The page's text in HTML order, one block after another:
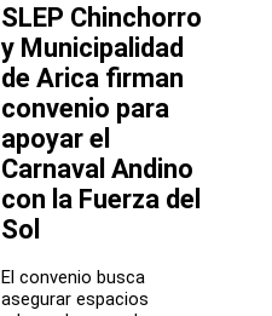
prácticas
profesionales
en
el
territorio
SLEP Chinchorro
y Municipalidad
de Arica firman
convenio para
apoyar el
Carnaval Andino
con la Fuerza del
Sol
El convenio busca
asegurar espacios